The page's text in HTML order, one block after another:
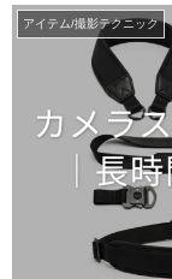
アイテム/撮影テクニック